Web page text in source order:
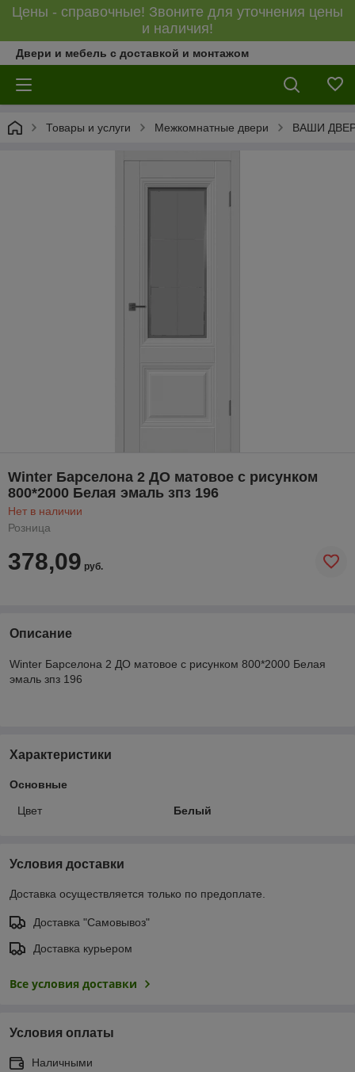
Цены - справочные! Звоните для уточнения цены
и наличия!
Двери и мебель с доставкой и монтажом
Товары и услуги Межкомнатные двери ВАШИ
Winter Барселона 2 ДО матовое с рисунком
800*2000 Белая эмаль зпз 196
Нет в наличии
Розница
378,09 руб.
Описание
Winter Барселона 2 ДО матовое с рисунком 800*2000 Белая
эмаль зпз 196
Характеристики
Основные
Цвет Белый
Условия доставки
Доставка осуществляется только по предоплате.
Доставка "Самовывоз"
Доставка курьером
Все условия доставки
Условия оплаты
Наличными